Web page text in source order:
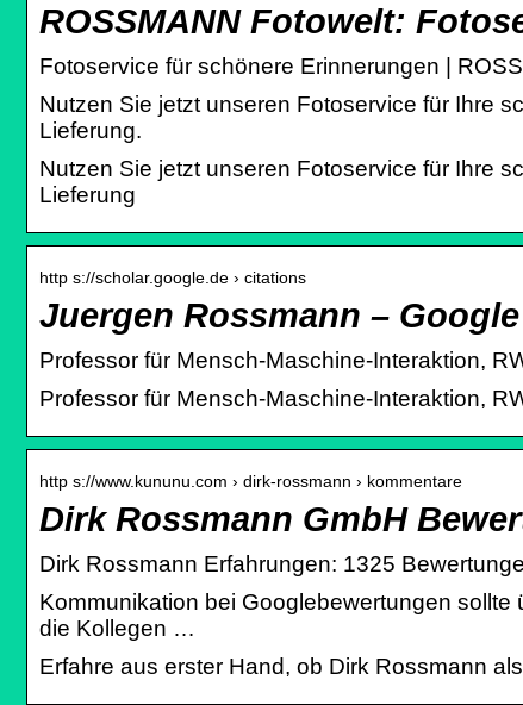
ROSSMANN Fotowelt:
Fotoservice für schönere Erinnerungen |
Nutzen Sie jetzt unseren Fotoservice für Ihre
Lieferung.
Nutzen Sie jetzt unseren Fotoservice für Ihre
Lieferung
http s://scholar.google.de › citations
‪Juergen Rossmann‬ –
Professor für Mensch-Maschine-Interaktion,
Professor für Mensch-Maschine-Interaktion,
http s://www.kununu.com › dirk-rossmann › kommentare
Dirk Rossmann GmbH
Dirk Rossmann Erfahrungen: 1325
Kommunikation bei Googlebewertungen
die Kollegen …
Erfahre aus erster Hand, ob Dirk Rossmann